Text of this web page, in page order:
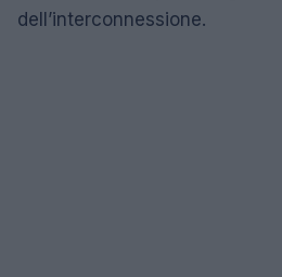
dell’interconnessione.